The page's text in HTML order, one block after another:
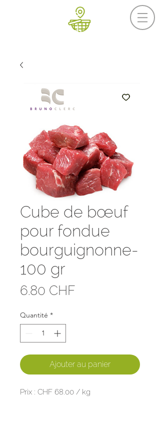
Prochaine livraison
Mercredi 19 août
Cube de bœuf
pour fondue
bourguignonne-
100 gr
6.80 CHFPrix
Quantité *
Ajouter au panier
Prix : CHF 68.00 / kg